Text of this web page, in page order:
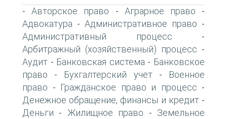
-Авторское право - Аграрное право -
Адвокатура - Административное право -
Административный процесс -
Арбитражный (хозяйственный) процесс -
Аудит - Банковская система - Банковское
право - Бухгалтерский учет-
Военное
право - Гражданское право и процесс -
Денежное обращение, финансы и кредит-
Деньги - Жилищное право - Земельное